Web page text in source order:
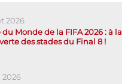
2026
Monde de la FIFA 2026 : à la
des stades du Final 8 !
2026